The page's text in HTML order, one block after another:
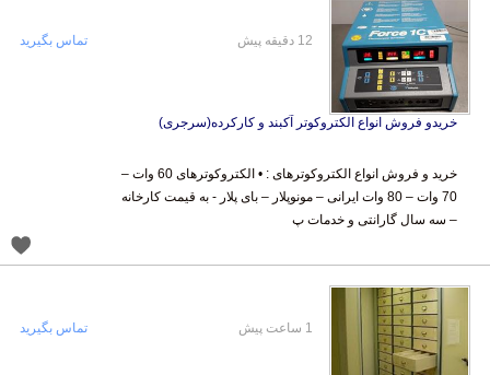
خریدو فروش انواع الکتروکوتر آکبند و کارکرده(سرجری)
خرید و فروش انواع الکتروکوترهای : • الکتروکوترهای 60 وات –
70 وات – 80 وات ایرانی – مونوپلار – بای پلار - به قیمت کارخانه
– سه سال گارانتی و خدمات پ
12 دقیقه پیش تماس بگیرید
1 ساعت پیش تماس بگیرید